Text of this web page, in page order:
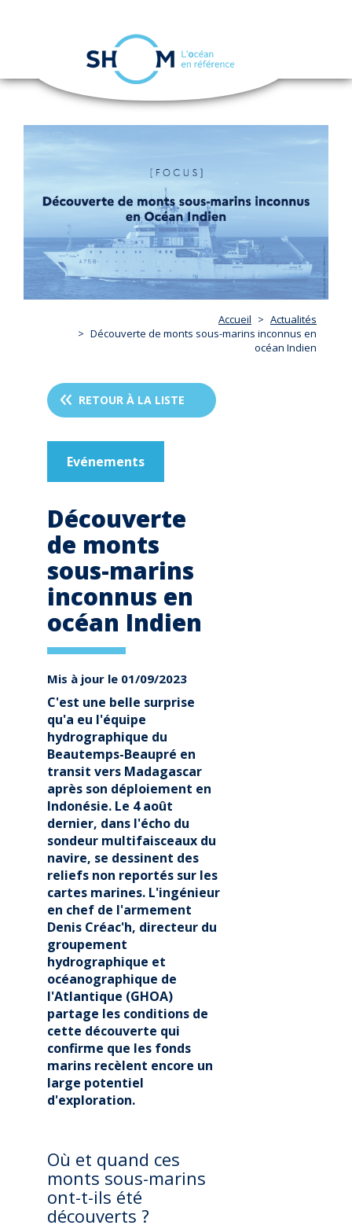
Aller
principal
navigation
Accueil
Actualités
Découverte de monts sous-marins inconnus en
océan Indien
RETOUR À LA LISTE
Evénements
Découverte
de monts
sous-marins
inconnus en
océan Indien
Mis à jour le 01/09/2023
C'est une belle surprise
qu'a eu l'équipe
hydrographique du
Beautemps-Beaupré en
transit vers Madagascar
après son déploiement en
Indonésie. Le 4 août
dernier, dans l'écho du
sondeur multifaisceaux du
navire, se dessinent des
reliefs non reportés sur les
cartes marines. L'ingénieur
en chef de l'armement
Denis Créac'h, directeur du
groupement
hydrographique et
océanographique de
l'Atlantique (GHOA)
partage les conditions de
cette découverte qui
confirme que les fonds
marins recèlent encore un
large potentiel
d'exploration.
Où et quand ces
monts sous-marins
ont-t-ils été
découverts ?